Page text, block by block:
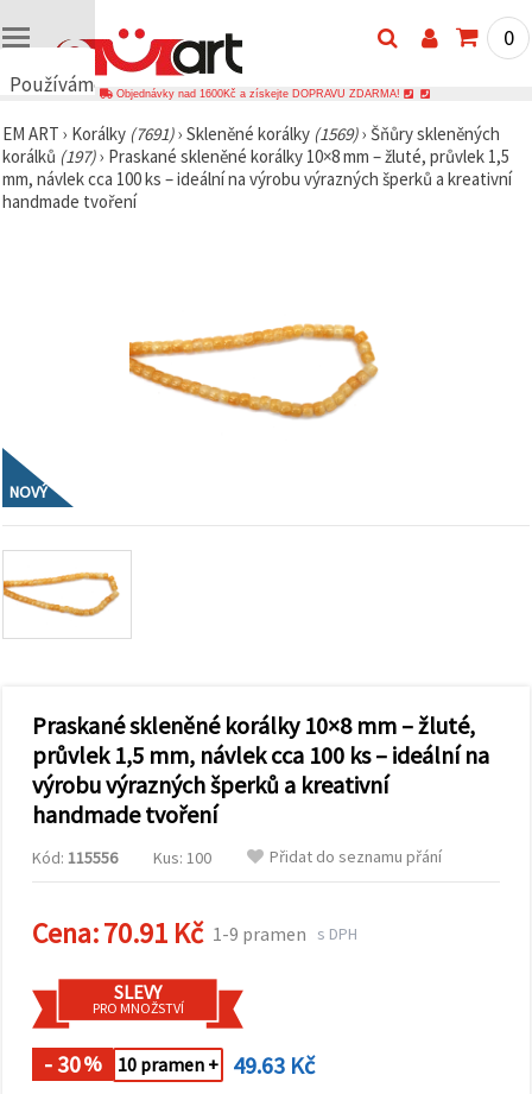
Používáme
🍪
Používáme
cookies a
podobné
návštěvnost
a
zobrazovali
relevantnější
to i s
pomocí
našich
partnerů
Můžete
souhlasit s
použitím
všech
cookies
kliknutím
"Přijmout
preference v
daného
typu
cookies a
kliknutím
na tlačítko
"Uložit"
0
Objednávky nad 1600Kč a získejte DOPRAVU ZDARMA!
EM ART › Korálky (7691)› Skleněné korálky (1569)› Šňůry skleněných
korálků (197)› Praskané skleněné korálky 10×8 mm – žluté, průvlek 1,5
mm, návlek cca 100 ks – ideální na výrobu výrazných šperků a kreativní
handmade tvoření
NOVÝ
Praskané skleněné korálky 10×8 mm – žluté,
průvlek 1,5 mm, návlek cca 100 ks – ideální na
výrobu výrazných šperků a kreativní
handmade tvoření
Kód: 115556 Kus: 100 Přidat do seznamu přání
Cena:70.91 Kč 1-9 pramen s DPH
SLEVY
PRO MNOŽSTVÍ
- 30% 10 pramen + 49.63 Kč